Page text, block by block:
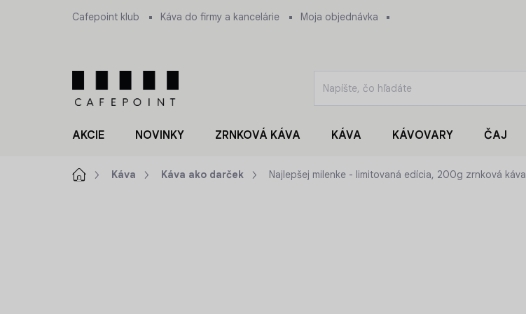
Cafepoint klub Káva do firmy a kancelárie Moja objednávka
AKCIE NOVINKY ZRNKOVÁ KÁVA KÁVA KÁVOVARY ČAJ
DomovKáva Káva ako darček Najlepšej milenke - limitovaná edícia, 200g zrnková káva